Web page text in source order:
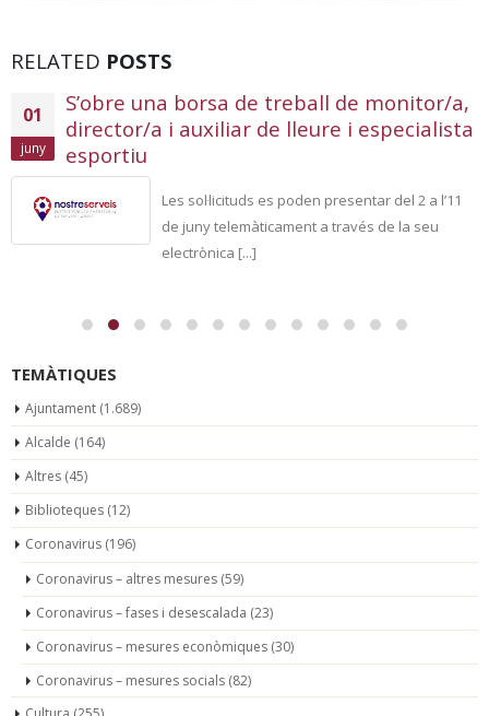
RELATED POSTS
01
juny
S’obre una borsa de treball de monitor/a,
director/a i auxiliar de lleure i especialista
esportiu
Les sol·licituds es poden presentar del 2 a l’11
de juny telemàticament a través de la seu
electrònica [...]
TEMÀTIQUES
Ajuntament (1.689)
Alcalde (164)
Altres (45)
Biblioteques (12)
Coronavirus (196)
Coronavirus – altres mesures (59)
Coronavirus – fases i desescalada (23)
Coronavirus – mesures econòmiques (30)
Coronavirus – mesures socials (82)